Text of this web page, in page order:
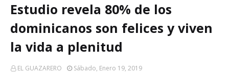
Estudio revela 80% de los
dominicanos son felices y viven
la vida a plenitud
EL GUAZARERO Sábado, Enero 19, 2019